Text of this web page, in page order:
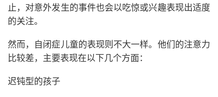
止，对意外发生的事件也会以吃惊或兴趣表现出适度
的关注。
然而，自闭症儿童的表现则不大一样。他们的注意力
比较差，主要表现在以下几个方面：
迟钝型的孩子